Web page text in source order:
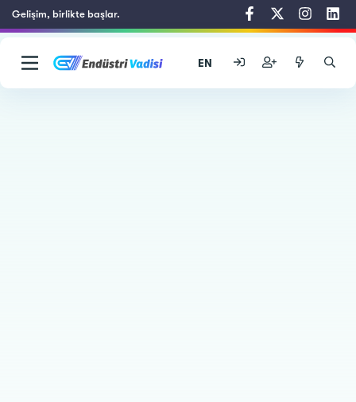
Gelişim, birlikte başlar.
EN